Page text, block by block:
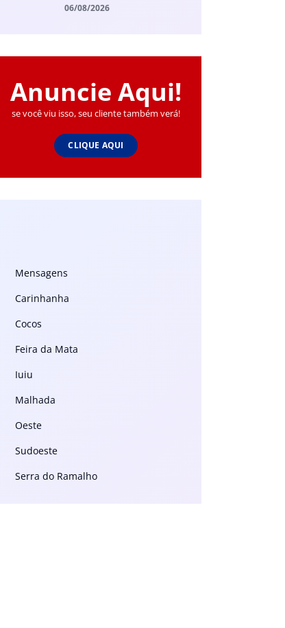
06/08/2026
Anuncie Aqui!
se você viu isso, seu cliente também verá!
CLIQUE AQUI
Mensagens
Carinhanha
Cocos
Feira da Mata
Iuiu
Malhada
Oeste
Sudoeste
Serra do Ramalho